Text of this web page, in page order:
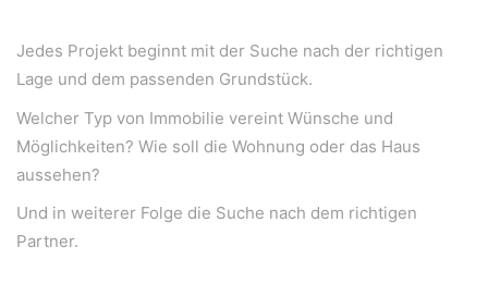
Jedes Projekt beginnt mit der Suche nach der richtigen
Lage und dem passenden Grundstück.
Welcher Typ von Immobilie vereint Wünsche und
Möglichkeiten? Wie soll die Wohnung oder das Haus
aussehen?
Und in weiterer Folge die Suche nach dem richtigen
Partner.